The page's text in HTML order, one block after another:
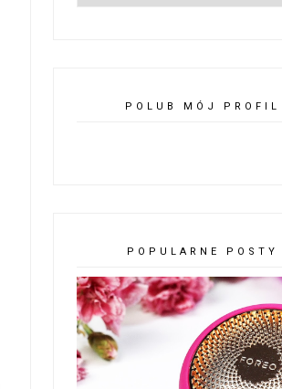
POLUB MÓJ PROFIL
POPULARNE POSTY